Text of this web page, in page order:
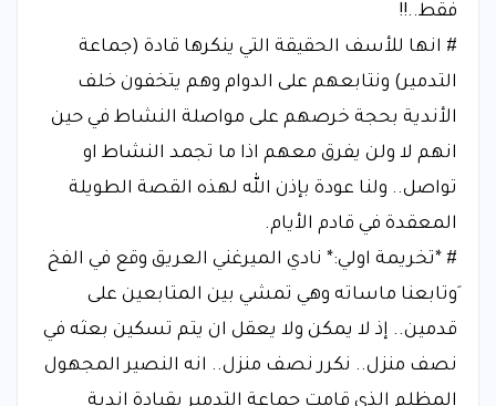
فقط..!!
# انها للأسف الحقيقة التي ينكرها قادة (جماعة
التدمير) ونتابعهم على الدوام وهم يتخفون خلف
الأندية بحجة خرصهم على مواصلة النشاط في حين
انهم لا ولن يفرق معهم اذا ما تجمد النشاط او
تواصل.. ولنا عودة بإذن الله لهذه القصة الطويلة
المعقدة في قادم الأيام.
# *تخريمة اولي:* نادي الميرغني العريق وقع في الفخ
َوتابعنا ماساته وهي تمشي بين المتابعين على
قدمين.. إذ لا يمكن ولا يعقل ان يتم تسكين بعثه في
نصف منزل.. نكرر نصف منزل.. انه النصير المجهول
المظلم الذي قامت جماعة التدمير بقيادة اندية